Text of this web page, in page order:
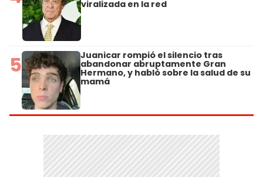
viralizada en la red
5 Juanicar rompió el silencio tras
abandonar abruptamente Gran
Hermano, y habló sobre la salud de su
mamá